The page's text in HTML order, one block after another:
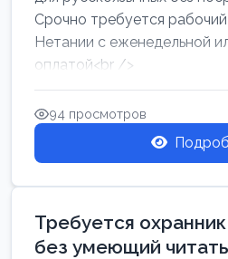
Срочно требуется
Нетании с еженедельной
оплатой<br />
Свежие вакансии в
94 просмотров
Требуется
без умеющий